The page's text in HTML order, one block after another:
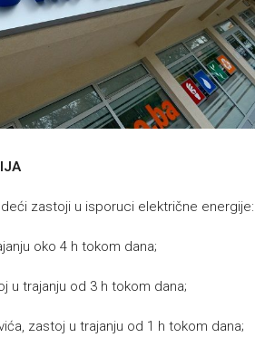
zastoji u isporuci električne energije:
oko 4 h tokom dana;
u trajanju od 3 h tokom dana;
zastoj u trajanju od 1 h tokom dana;